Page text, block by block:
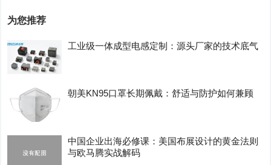
为您推荐
工业级一体成型电感定制：源头厂家的技术底气
朝美KN95口罩长期佩戴：舒适与防护如何兼顾
中国企业出海必修课：美国布展设计的黄金法则
与欧马腾实战解码